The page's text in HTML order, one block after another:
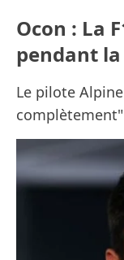
Ocon : La
pendant
Le pilote
complètement"